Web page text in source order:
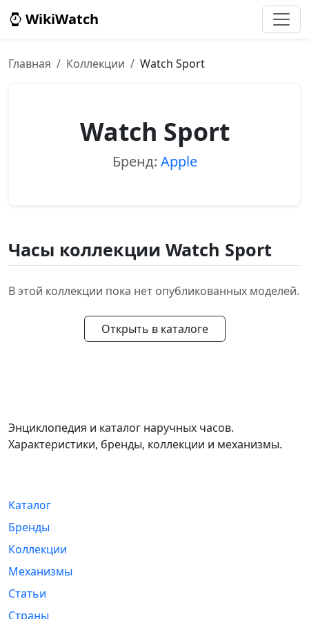
WikiWatch
Главная Коллекции Watch Sport
Watch Sport
Бренд: Apple
Часы коллекции Watch Sport
В этой коллекции пока нет опубликованных моделей.
Открыть в каталоге
Энциклопедия и каталог наручных часов.
Характеристики, бренды, коллекции и механизмы.
Каталог
Бренды
Коллекции
Механизмы
Статьи
Страны